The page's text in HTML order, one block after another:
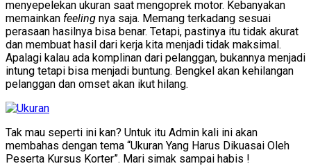
menyepelekan ukuran saat mengoprek motor. Kebanyakan
memainkan feeling nya saja. Memang terkadang sesuai
perasaan hasilnya bisa benar. Tetapi, pastinya itu tidak akurat
dan membuat hasil dari kerja kita menjadi tidak maksimal.
Apalagi kalau ada komplinan dari pelanggan, bukannya menjadi
intung tetapi bisa menjadi buntung. Bengkel akan kehilangan
pelanggan dan omset akan ikut hilang.
Tak mau seperti ini kan? Untuk itu Admin kali ini akan
membahas dengan tema “Ukuran Yang Harus Dikuasai Oleh
Peserta Kursus Korter”. Mari simak sampai habis !